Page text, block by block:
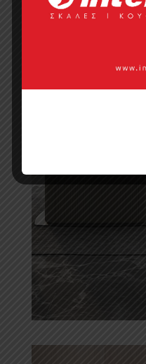
Τραπεζαρίες
Σαλονιού